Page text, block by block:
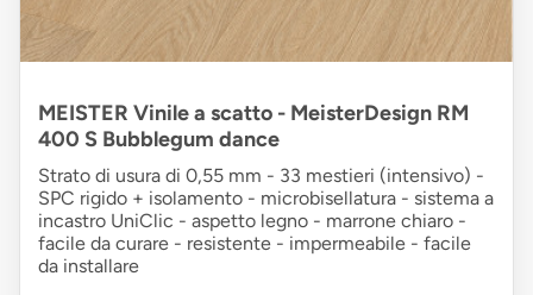
MEISTER Vinile a scatto - MeisterDesign RM
400 S Bubblegum dance
Strato di usura di 0,55 mm - 33 mestieri (intensivo) -
SPC rigido + isolamento - microbisellatura - sistema a
incastro UniClic - aspetto legno - marrone chiaro -
facile da curare - resistente - impermeabile - facile
da installare